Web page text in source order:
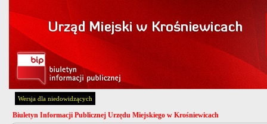
Wersja dla niedowidzących
Biuletyn Informacji Publicznej Urzędu Miejskiego w Krośniewicach